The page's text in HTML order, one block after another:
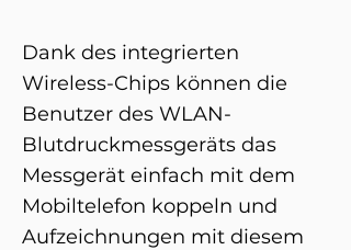
Dank des integrierten
Wireless-Chips können die
Benutzer des WLAN-
Blutdruckmessgeräts das
Messgerät einfach mit dem
Mobiltelefon koppeln und
Aufzeichnungen mit diesem